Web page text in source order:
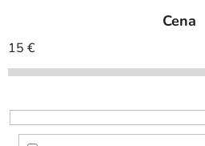
i
e
r
o
Cena
15 €